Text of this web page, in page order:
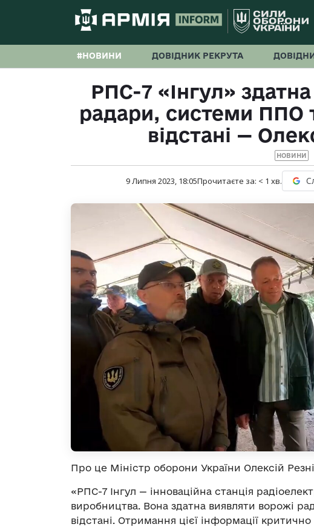
#НОВИНИ ДОВІДНИК РЕКРУТА
РПС-7 «Інгул»
радари, системи ППО
відстані —
НОВИНИ
9 Липня 2023, 18:05Прочитаєте за: < 1 хв.
Про це Міністр оборони України Олексій
«РПС-7 Інгул — інноваційна станція
виробництва. Вона здатна виявляти ворожі
відстані. Отримання цієї інформації